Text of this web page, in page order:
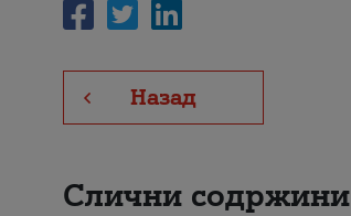
Назад
Слични содржини